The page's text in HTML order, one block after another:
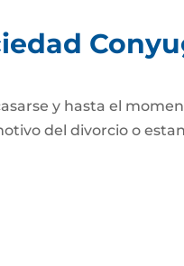
y hasta el
del divorcio o